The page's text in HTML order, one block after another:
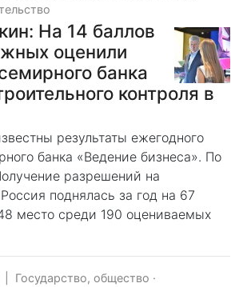
На 14 баллов
оценили
банка
контроля в
результаты ежегодного
банка «Ведение бизнеса». По
разрешений на
поднялась за год на 67
место среди 190 оцениваемых
Государство, общество ·